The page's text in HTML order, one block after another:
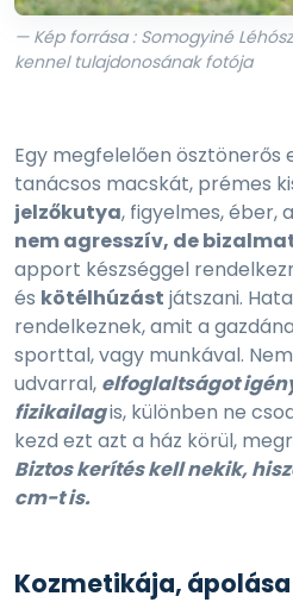
— Kép forrása : Somogyiné
kennel tulajdonosának fotója
Egy megfelelően
tanácsos macskát, prémes
jelzőkutya, figyelmes, éber,
nem agresszív, de
apport készséggel
és kötélhúzást játszani.
rendelkeznek, amit a
sporttal, vagy munkával.
udvarral, elfoglaltságot
fizikailagis, különben ne
kezd ezt azt a ház körül,
Biztos kerítés kell nekik,
cm-t is.
Kozmetikája, ápolása